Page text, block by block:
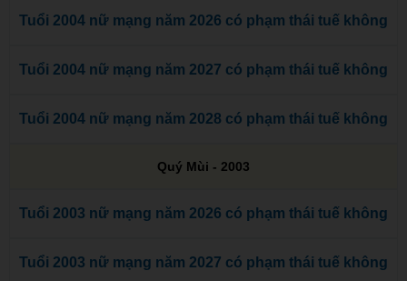
Tuổi 2004 nữ mạng năm 2026 có phạm thái tuế không
Tuổi 2004 nữ mạng năm 2027 có phạm thái tuế không
Tuổi 2004 nữ mạng năm 2028 có phạm thái tuế không
Quý Mùi - 2003
Tuổi 2003 nữ mạng năm 2026 có phạm thái tuế không
Tuổi 2003 nữ mạng năm 2027 có phạm thái tuế không